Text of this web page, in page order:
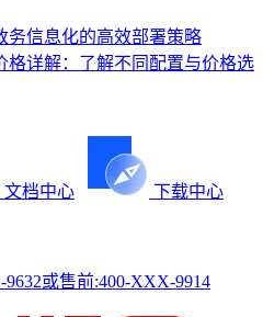
务信息化的高效部署策略
格详解：了解不同配置与价格选
文档中心
下载中心
或售前:400-XXX-9914